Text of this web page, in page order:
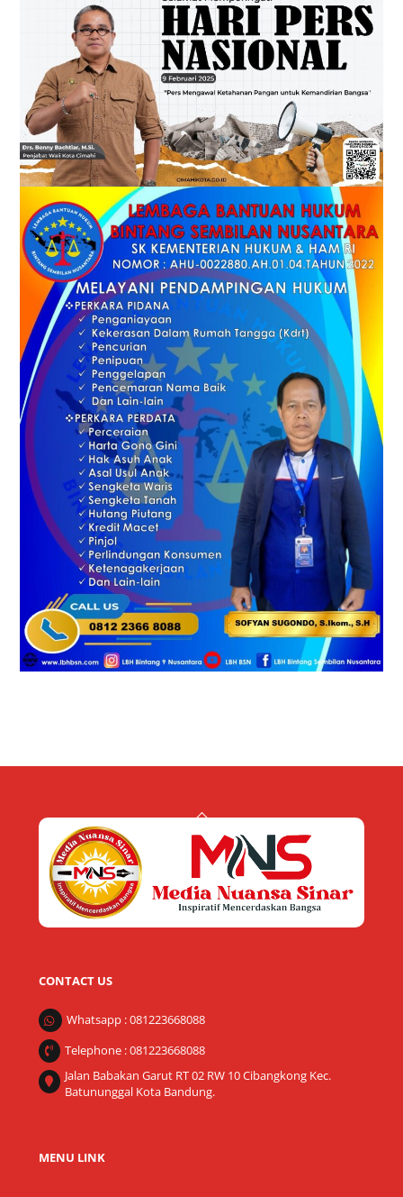
Back
Top
CONTACT US
Whatsapp : 081223668088
Telephone : 081223668088
Jalan Babakan Garut RT 02 RW 10 Cibangkong Kec.
Batununggal Kota Bandung.
MENU LINK